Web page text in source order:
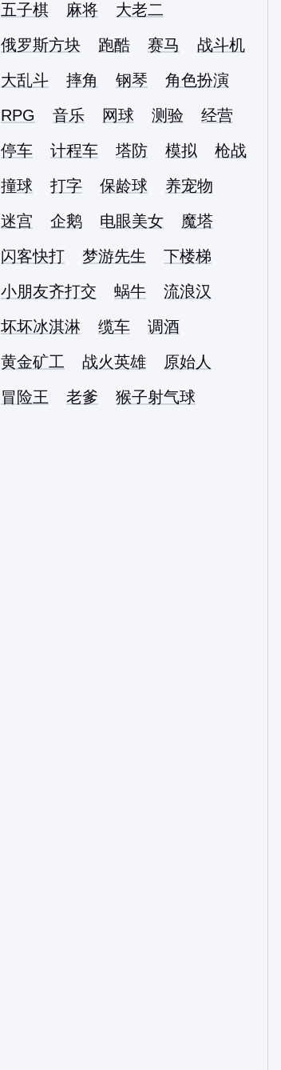
五子棋
麻将
大老二
俄罗斯方块
跑酷 赛马
战斗机
大乱斗
摔角 钢琴
角色扮演
RPG
音乐 网球 测验
经营
停车
计程车 塔防 模拟
枪战
撞球
打字 保龄球
养宠物
迷宫
企鹅 电眼美女
魔塔
闪客快打
梦游先生
下楼梯
小朋友齐打交
蜗牛
流浪汉
坏坏冰淇淋
缆车
调酒
黄金矿工
战火英雄
原始人
冒险王
老爹 猴子射气球